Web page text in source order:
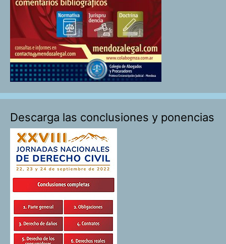
Descarga las conclusiones y ponencias